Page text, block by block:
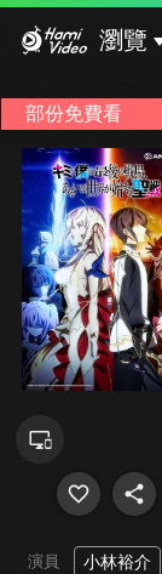
瀏覽
部份免費看
演員 小林裕介